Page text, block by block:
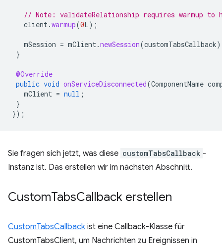
// Note: validateRelationship requires warmup to
client.warmup(0L);
mSession = mClient.newSession(customTabsCallback
}
@Override
public void onServiceDisconnected(ComponentName
mClient = null ;
}
});
Sie fragen sich jetzt, was diese customTabsCallback -
Instanz ist. Das erstellen wir im nächsten Abschnitt.
CustomTabsCallback erstellen
CustomTabsCallback ist eine Callback-Klasse für
CustomTabsClient, um Nachrichten zu Ereignissen in